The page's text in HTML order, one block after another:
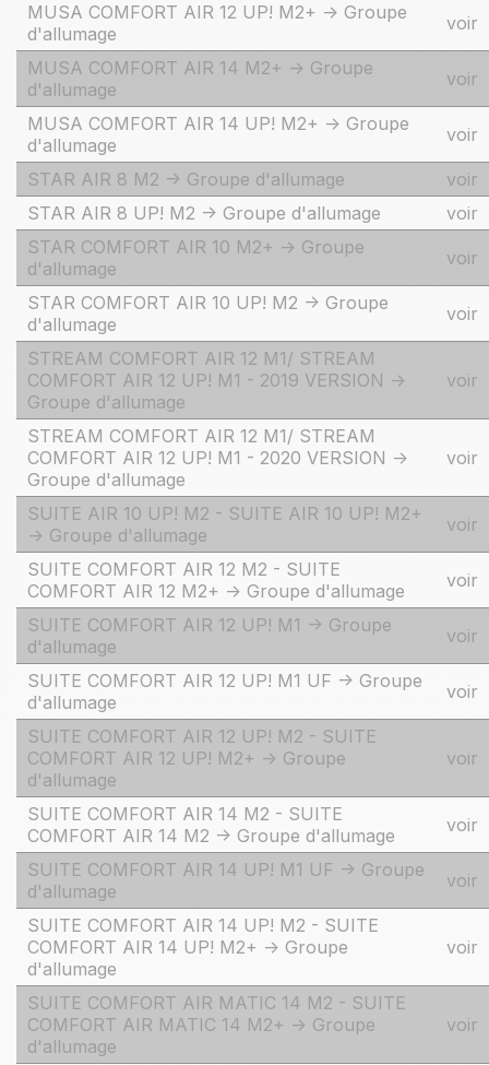
MUSA COMFORT AIR 12 UP! M2+ -> Groupe
d'allumage
voir
MUSA COMFORT AIR 14 M2+ -> Groupe
d'allumage
voir
MUSA COMFORT AIR 14 UP! M2+ -> Groupe
d'allumage
voir
STAR AIR 8 M2 -> Groupe d'allumage
voir
STAR AIR 8 UP! M2 -> Groupe d'allumage
voir
STAR COMFORT AIR 10 M2+ -> Groupe
d'allumage
voir
STAR COMFORT AIR 10 UP! M2 -> Groupe
d'allumage
voir
STREAM COMFORT AIR 12 M1/ STREAM
COMFORT AIR 12 UP! M1 - 2019 VERSION ->
Groupe d'allumage
voir
STREAM COMFORT AIR 12 M1/ STREAM
COMFORT AIR 12 UP! M1 - 2020 VERSION ->
Groupe d'allumage
voir
SUITE AIR 10 UP! M2 - SUITE AIR 10 UP! M2+
-> Groupe d'allumage
voir
SUITE COMFORT AIR 12 M2 - SUITE
COMFORT AIR 12 M2+ -> Groupe d'allumage
voir
SUITE COMFORT AIR 12 UP! M1 -> Groupe
d'allumage
voir
SUITE COMFORT AIR 12 UP! M1 UF -> Groupe
d'allumage
voir
SUITE COMFORT AIR 12 UP! M2 - SUITE
COMFORT AIR 12 UP! M2+ -> Groupe
d'allumage
voir
SUITE COMFORT AIR 14 M2 - SUITE
COMFORT AIR 14 M2 -> Groupe d'allumage
voir
SUITE COMFORT AIR 14 UP! M1 UF -> Groupe
d'allumage
voir
SUITE COMFORT AIR 14 UP! M2 - SUITE
COMFORT AIR 14 UP! M2+ -> Groupe
d'allumage
voir
SUITE COMFORT AIR MATIC 14 M2 - SUITE
COMFORT AIR MATIC 14 M2+ -> Groupe
d'allumage
voir